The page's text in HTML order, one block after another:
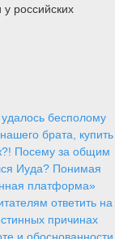
российских
бесполому
брата, купить
Посему за общим
Иуда? Понимая
платформа»
ответить на
причинах
и обоснованности